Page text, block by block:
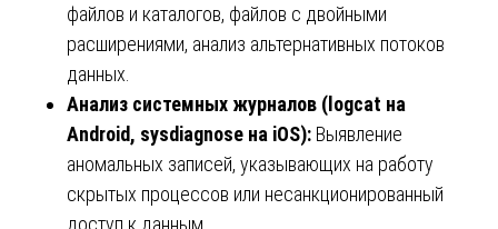
файлов и каталогов, файлов с двойными
расширениями, анализ альтернативных потоков
данных.
Анализ системных журналов (logcat на
Android, sysdiagnose на iOS): Выявление
аномальных записей, указывающих на работу
скрытых процессов или несанкционированный
доступ к данным.